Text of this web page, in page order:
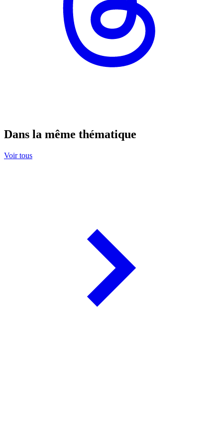
Dans la même thématique
Voir tous